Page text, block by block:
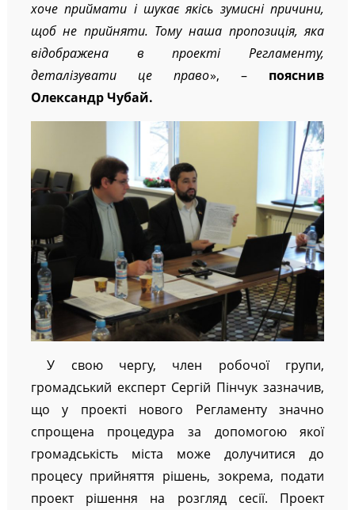
хоче приймати і шукає якісь зумисні причини,
щоб не прийняти. Тому наша пропозиція, яка
відображена в проекті Регламенту,
деталізувати це право», – пояснив
Олександр Чубай.
У свою чергу, член робочої групи,
громадський експерт Сергій Пінчук зазначив,
що у проекті нового Регламенту значно
спрощена процедура за допомогою якої
громадськість міста може долучитися до
процесу прийняття рішень, зокрема, подати
проект рішення на розгляд сесії. Проект